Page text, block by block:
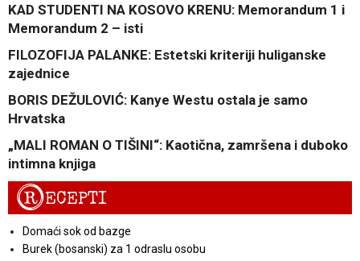
KAD STUDENTI NA KOSOVO KRENU: Memorandum 1 i
Memorandum 2 – isti
FILOZOFIJA PALANKE: Estetski kriteriji huliganske
zajednice
BORIS DEŽULOVIĆ: Kanye Westu ostala je samo
Hrvatska
„MALI ROMAN O TIŠINI“: Kaotična, zamršena i duboko
intimna knjiga
RECEPTI
Domaći sok od bazge
Burek (bosanski) za 1 odraslu osobu